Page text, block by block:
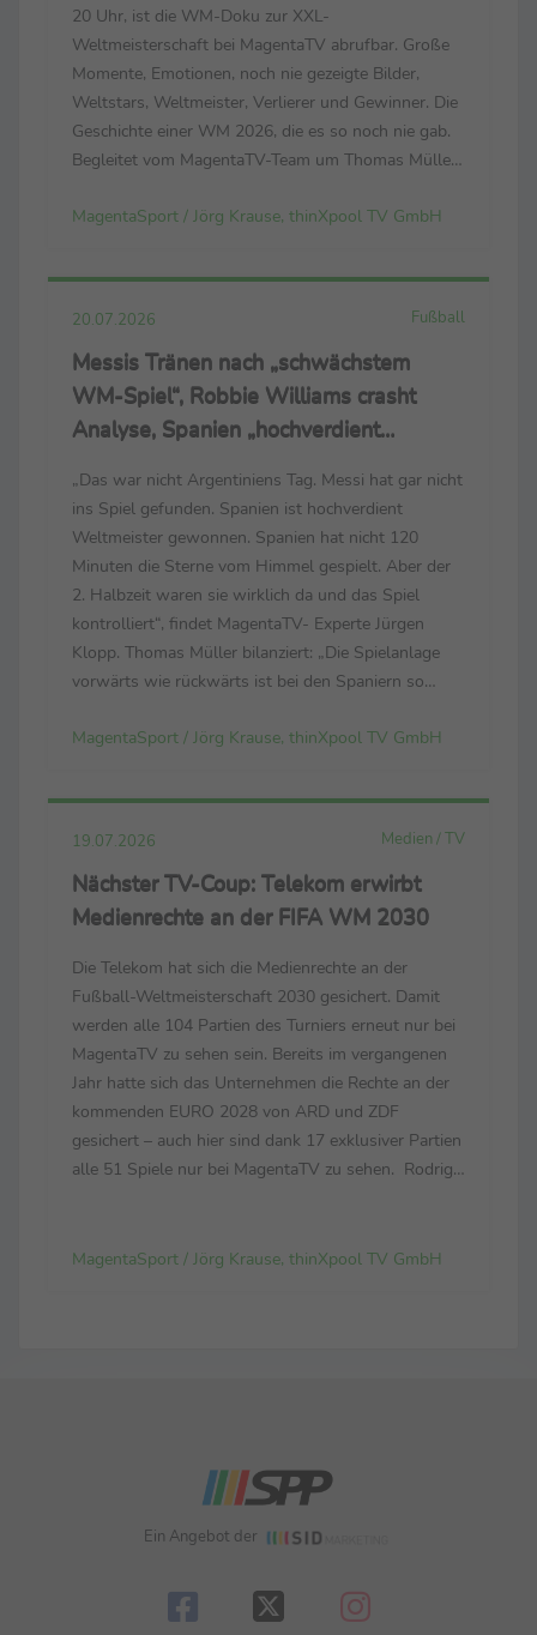
20 Uhr, ist die WM-Doku zur XXL-
Weltmeisterschaft bei MagentaTV abrufbar. Große
Momente, Emotionen, noch nie gezeigte Bilder,
Weltstars, Weltmeister, Verlierer und Gewinner. Die
Geschichte einer WM 2026, die es so noch nie gab.
Begleitet vom MagentaTV-Team um Thomas Müller,
Bundestrainer Jürgen Klopp. (Der Link zum
MagentaSport / Jörg Krause, thinXpool TV GmbH
20.07.2026 Fußball
Messis Tränen nach „schwächstem
WM-Spiel“, Robbie Williams crasht
Analyse, Spanien „hochverdient
„Das war nicht Argentiniens Tag. Messi hat gar nicht
ins Spiel gefunden. Spanien ist hochverdient
Weltmeister gewonnen. Spanien hat nicht 120
Minuten die Sterne vom Himmel gespielt. Aber der
2. Halbzeit waren sie wirklich da und das Spiel
kontrolliert“, findet MagentaTV- Experte Jürgen
Klopp. Thomas Müller bilanziert: „Die Spielanlage
vorwärts wie rückwärts ist bei den Spaniern so
und Technik. Sie spielen mit allem.“ Luis de la ...
MagentaSport / Jörg Krause, thinXpool TV GmbH
19.07.2026 Medien / TV
Nächster TV-Coup: Telekom erwirbt
Medienrechte an der FIFA WM 2030
Die Telekom hat sich die Medienrechte an der
Fußball-Weltmeisterschaft 2030 gesichert. Damit
werden alle 104 Partien des Turniers erneut nur bei
MagentaTV zu sehen sein. Bereits im vergangenen
Jahr hatte sich das Unternehmen die Rechte an der
kommenden EURO 2028 von ARD und ZDF
gesichert – auch hier sind dank 17 exklusiver Partien
alle 51 Spiele nur bei MagentaTV zu sehen. Rodrigo
uns eine Fußball...
MagentaSport / Jörg Krause, thinXpool TV GmbH
Ein Angebot der